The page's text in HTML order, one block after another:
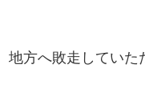
地方へ敗走していた